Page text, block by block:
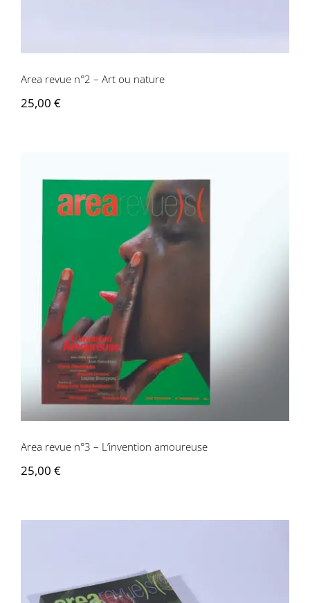
Area revue n°2 – Art ou nature
25,00 €
Area revue n°3 – L’invention amoureuse
Area revue n°3 – L’invention amoureuse
25,00 €